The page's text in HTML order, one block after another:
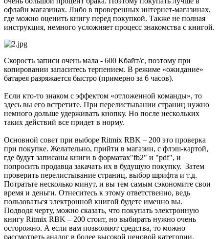
офлайн магазинах. Либо в проверенных интернет-магазинах,
где можно оценить книгу перед покупкой. Также не полная
инструкция, немного усложняет процесс знакомства с книгой.
Скорость записи очень мала - 600 Кбайт/с, поэтому при
копировании запаситесь терпением. В режиме «ожидание»
батарея разряжается быстро (примерно за 6 часов).
Если кто-то знаком с эффектом «отложенной команды», то
здесь вы его встретите. При перелистывании страниц нужно
немного дольше удерживать кнопку. Но после нескольких
таких действий все придет в норму.
Основной совет при выборе Ritmix RBK – 200 это проверка
при покупке. Желательно, прийти в магазин, с флэш-картой,
где будут записаны книги в форматах"fb2" и "pdf", и
попросить продавца закачать их в будущую покупку. Затем
проверить перелистывание страниц, выбор шрифта и т.д.
Потратьте несколько минут, и вы тем самым сэкономите свои
время и деньги. Отнеситесь к этому ответственно, ведь
пользоваться электронной книгой будете именно вы.
Подводя черту, можно сказать, что покупать электронную
книгу Ritmix RBK – 200 стоит, но выбирать нужно очень
осторожно. А если вам позволяют средства, то можно
рассмотреть аналог в более высокой ценовой категории.